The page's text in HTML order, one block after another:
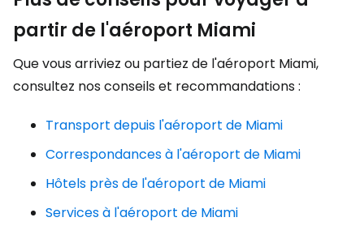
partir de l'aéroport Miami
Que vous arriviez ou partiez de l'aéroport Miami,
consultez nos conseils et recommandations :
Transport depuis l'aéroport de Miami
Correspondances à l'aéroport de Miami
Hôtels près de l'aéroport de Miami
Services à l'aéroport de Miami